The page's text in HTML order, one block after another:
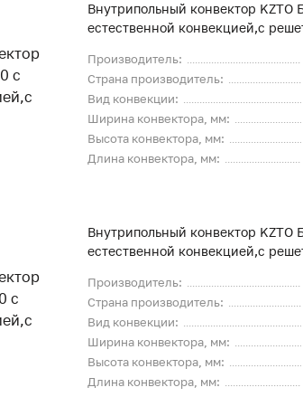
Внутрипольный конвектор KZTO
естественной конвекцией,с
Производитель:
Страна производитель:
Вид конвекции:
Ширина конвектора, мм:
Высота конвектора, мм:
Длина конвектора, мм:
Внутрипольный конвектор KZTO
естественной конвекцией,с
Производитель:
Страна производитель:
Вид конвекции:
Ширина конвектора, мм:
Высота конвектора, мм:
Длина конвектора, мм: